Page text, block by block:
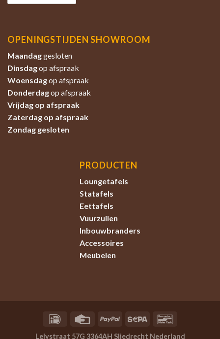
OPENINGSTIJDEN SHOWROOM
Maandaggesloten
Dinsdagop afspraak
Woensdagop afspraak
Donderdagop afspraak
Vrijdag op afspraak
Zaterdag op afspraak
Zondag gesloten
PRODUCTEN
Loungetafels
Statafels
Eettafels
Vuurzuilen
Inbouwbranders
Accessoires
Meubelen
Lelystraat 57G 3364AH Sliedrecht Nederland